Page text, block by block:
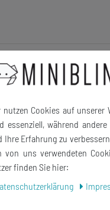
nutzen Cookies auf unserer
essenziell, während
Ihre Erfahrung zu
von uns verwendeten
finden Sie hier: